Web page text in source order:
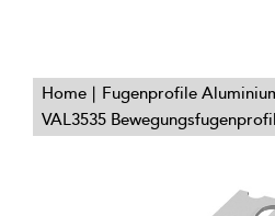
Home
Fugenprofile
VAL3535